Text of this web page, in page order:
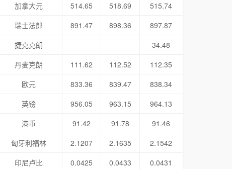
加拿大元
514.65 518.69
515.74
瑞士法郎
891.47 898.36
897.87
捷克克朗
34.48
丹麦克朗
111.62 112.52
112.35
欧元
833.36 839.47
838.34
英镑
956.05 963.15
964.13
港币
91.42 91.78
91.46
匈牙利福林
2.1207 2.1635
2.1542
印尼卢比
0.0425 0.0433
0.0431